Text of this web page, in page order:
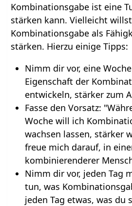
Kombinationsgabe ist eine
stärken kann. Vielleicht
Kombinationsgabe als
stärken. Hierzu einige Tipps:
Nimm dir vor, eine
Eigenschaft der
entwickeln, stärker zum
Fasse den Vorsatz:
Woche will ich
wachsen lassen, stärker
freue mich darauf, in
kombinierenderer
Nimm dir vor, jeden Tag
tun, was
jeden Tag etwas, was du